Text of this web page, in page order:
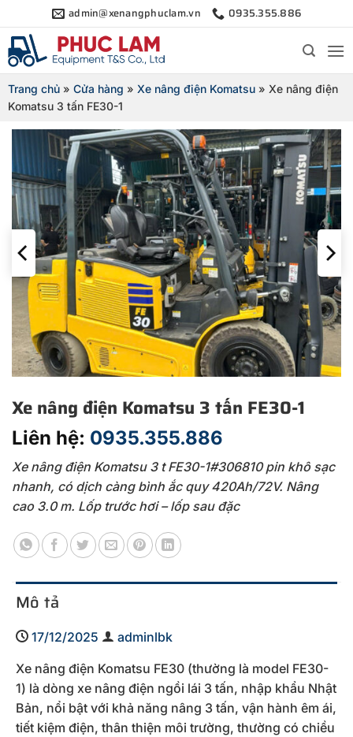
qua
nội
dung
admin@xenangphuclam.vn 0935.355.886
Trang chủ » Cửa hàng » Xe nâng điện Komatsu » Xe nâng điện
Komatsu 3 tấn FE30-1
Xe nâng điện Komatsu 3 tấn FE30-1
Liên hệ: 0935.355.886
Xe nâng điện Komatsu 3 t FE30-1#306810 pin khô sạc
nhanh, có dịch càng bình ắc quy 420Ah/72V. Nâng
cao 3.0 m. Lốp trước hơi – lốp sau đặc
Mô tả
17/12/2025
adminlbk
Xe nâng điện Komatsu FE30 (thường là model FE30-
1) là dòng xe nâng điện ngồi lái 3 tấn, nhập khẩu Nhật
Bản, nổi bật với khả năng nâng 3 tấn, vận hành êm ái,
tiết kiệm điện, thân thiện môi trường, thường có chiều